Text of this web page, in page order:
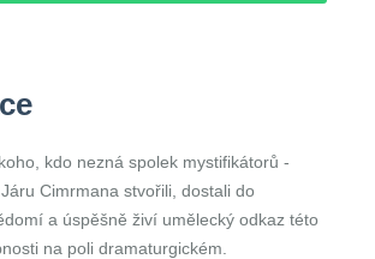
kdo nezná spolek mystifikátorů -
Cimrmana stvořili, dostali do
a úspěšně živí umělecký odkaz této
na poli dramaturgickém.